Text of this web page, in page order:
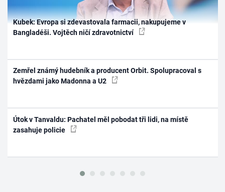
Kubek: Evropa si zdevastovala farmacii, nakupujeme v
Bangladéši. Vojtěch ničí zdravotnictví
Zemřel známý hudebník a producent Orbit. Spolupracoval s
hvězdami jako Madonna a U2
Útok v Tanvaldu: Pachatel měl pobodat tři lidi, na místě
zasahuje policie